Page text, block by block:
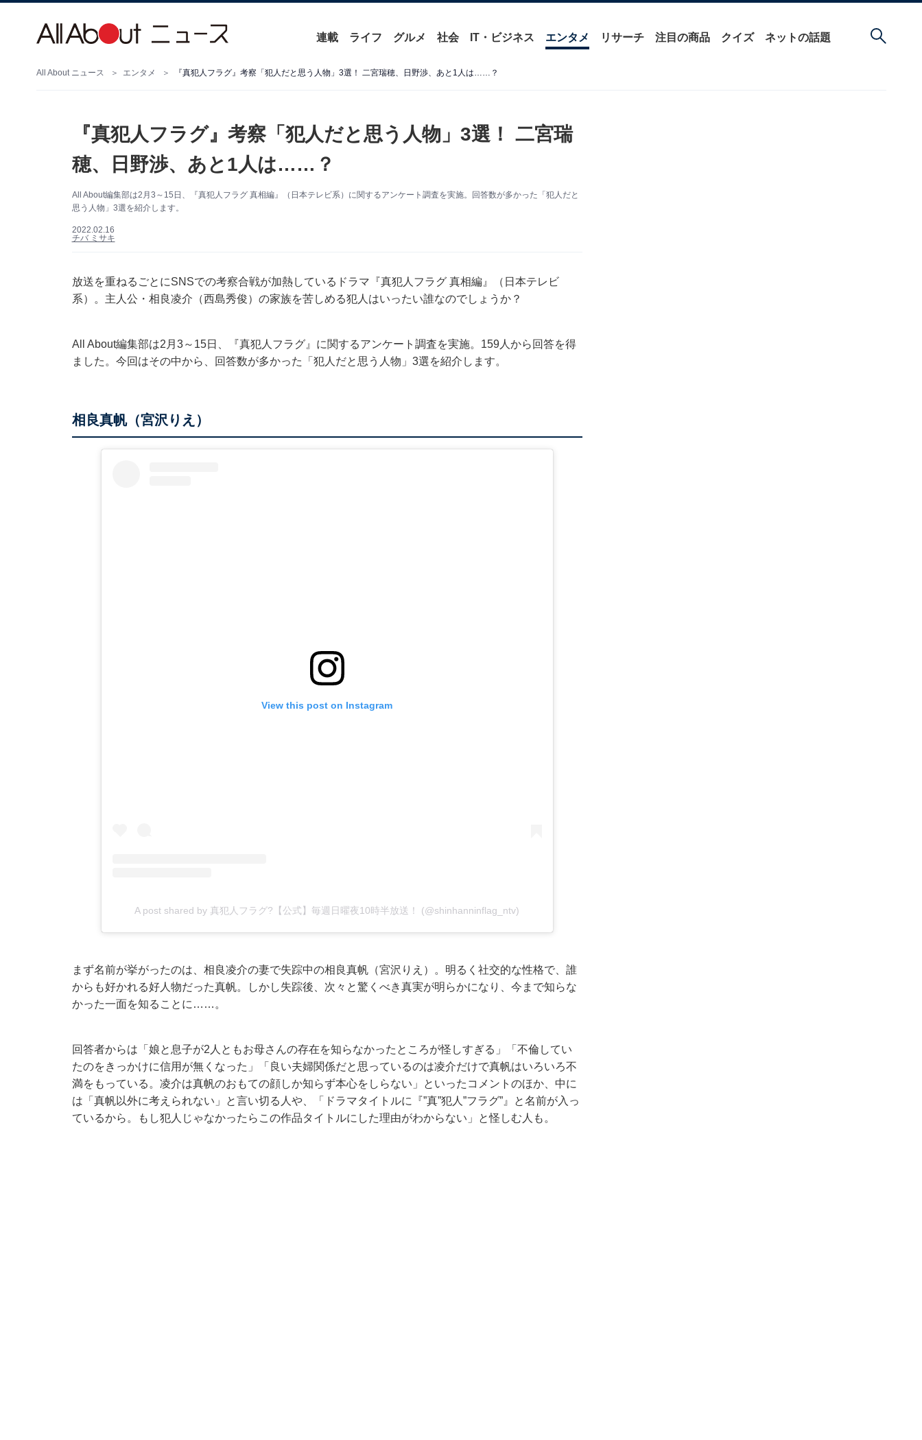
連載 ライフ グルメ 社会 IT・ビジネス エンタメ リサーチ 注目の商品 クイズ ネットの話題
All About ニュース エンタメ 『真犯人フラグ』考察「犯人だと思う人物」3選！ 二宮瑞穂、日野渉、あと1人は……？
『真犯人フラグ』考察「犯人だと思う人物」3選！ 二宮瑞
穂、日野渉、あと1人は……？
All About編集部は2月3～15日、『真犯人フラグ 真相編』（日本テレビ系）に関するアンケート調査を実施。回答数が多かった「犯人だと
思う人物」3選を紹介します。
2022.02.16
チバ ミサキ
放送を重ねるごとにSNSでの考察合戦が加熱しているドラマ『真犯人フラグ 真相編』（日本テレビ
系）。主人公・相良凌介（西島秀俊）の家族を苦しめる犯人はいったい誰なのでしょうか？
All About編集部は2月3～15日、『真犯人フラグ』に関するアンケート調査を実施。159人から回答を得
ました。今回はその中から、回答数が多かった「犯人だと思う人物」3選を紹介します。
相良真帆（宮沢りえ）
View this post on Instagram
A post shared by 真犯人フラグ?【公式】毎週日曜夜10時半放送！ (@shinhanninflag_ntv)
まず名前が挙がったのは、相良凌介の妻で失踪中の相良真帆（宮沢りえ）。明るく社交的な性格で、誰
からも好かれる好人物だった真帆。しかし失踪後、次々と驚くべき真実が明らかになり、今まで知らな
かった一面を知ることに……。
回答者からは「娘と息子が2人ともお母さんの存在を知らなかったところが怪しすぎる」「不倫してい
たのをきっかけに信用が無くなった」「良い夫婦関係だと思っているのは凌介だけで真帆はいろいろ不
満をもっている。凌介は真帆のおもての顔しか知らず本心をしらない」といったコメントのほか、中に
は「真帆以外に考えられない」と言い切る人や、「ドラマタイトルに『”真”犯人”フラグ”』と名前が入っ
ているから。もし犯人じゃなかったらこの作品タイトルにした理由がわからない」と怪しむ人も。